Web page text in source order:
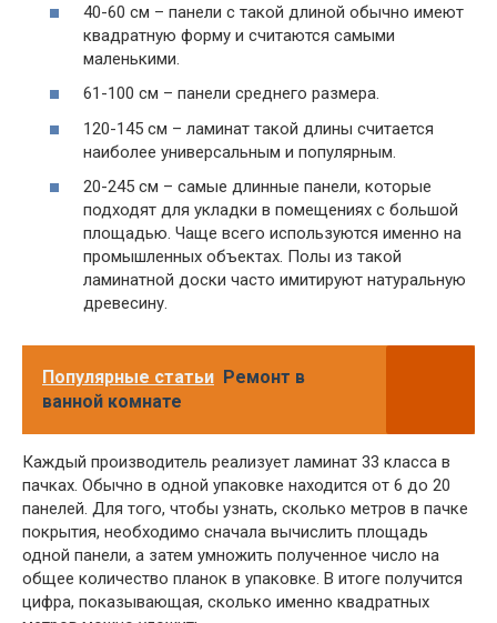
40-60 см – панели с такой длиной обычно имеют
квадратную форму и считаются самыми
маленькими.
61-100 см – панели среднего размера.
120-145 см – ламинат такой длины считается
наиболее универсальным и популярным.
20-245 см – самые длинные панели, которые
подходят для укладки в помещениях с большой
площадью. Чаще всего используются именно на
промышленных объектах. Полы из такой
ламинатной доски часто имитируют натуральную
древесину.
Популярные статьи Ремонт в
ванной комнате
Каждый производитель реализует ламинат 33 класса в
пачках. Обычно в одной упаковке находится от 6 до 20
панелей. Для того, чтобы узнать, сколько метров в пачке
покрытия, необходимо сначала вычислить площадь
одной панели, а затем умножить полученное число на
общее количество планок в упаковке. В итоге получится
цифра, показывающая, сколько именно квадратных